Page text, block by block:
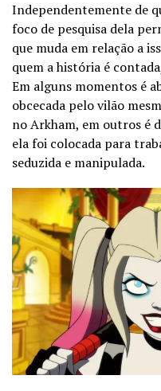
Independentemente de
foco de pesquisa dela
que muda em relação a
quem a história é
Em alguns momentos é
obcecada pelo vilão
no Arkham, em outros é
ela foi colocada para
seduzida e manipulada.